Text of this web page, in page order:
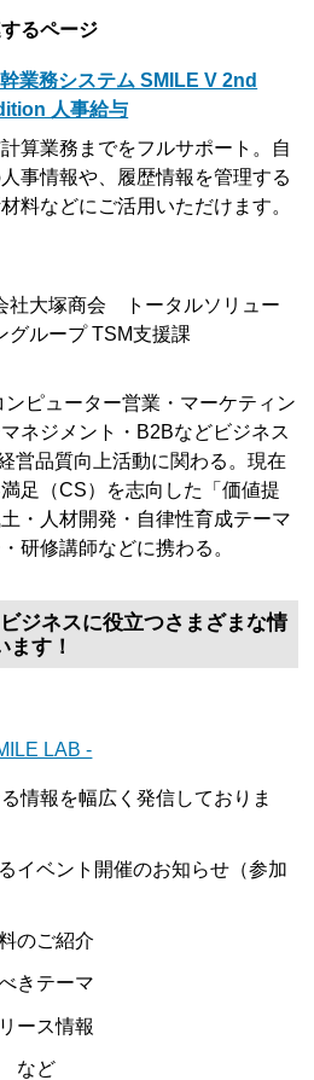
るページ
業務システム SMILE V 2nd
人事給与
算業務までをフルサポート。自
事情報や、履歴情報を管理する
料などにご活用いただけます。
社大塚商会 トータルソリュー
グループ TSM支援課
ピューター営業・マーケティン
ネジメント・B2Bなどビジネス
営品質向上活動に関わる。現在
足（CS）を志向した「価値提
・人材開発・自律性育成テーマ
研修講師などに携わる。
ジネスに役立つさまざまな情
す！
LAB -
情報を幅広く発信しておりま
イベント開催のお知らせ（参加
のご紹介
きテーマ
ース情報
など